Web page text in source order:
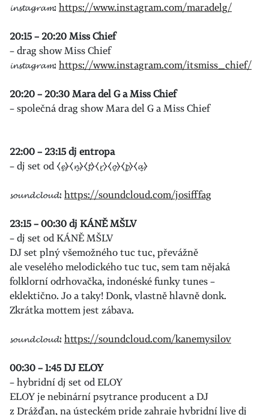
𝓲𝓷𝓼𝓽𝓪𝓰𝓻𝓪𝓶:https://www.instagram.com/maradelg/
20:15 – 20:20 Miss Chief
– drag show Miss Chief
𝓲𝓷𝓼𝓽𝓪𝓰𝓻𝓪𝓶:https://www.instagram.com/itsmiss_chief/
20:20 – 20:30Mara del G a Miss Chief
– společná drag show Mara del G a Miss Chief
22:00 – 23:15 dj entropa
– dj set od ⧼𝓮̼⧽⧼𝓷̼⧽⧼𝓽̼⧽⧼𝓻̼⧽⧼𝓸̼⧽⧼𝓹̼⧽⧼𝓪̼⧽
𝓼𝓸𝓾𝓷𝓭𝓬𝓵𝓸𝓾𝓭: https://soundcloud.com/josifffag
23:15 – 00:30 dj KÁNĚ MŠLV
– dj set od KÁNĚ MŠLV
DJ set plný všemožného tuc tuc, převážně
ale veselého melodického tuc tuc, sem tam nějaká
folklorní odrhovačka, indonéské funky tunes –
eklektično. Jo a taky! Donk, vlastně hlavně donk.
Zkrátka mottem jest zábava.
𝓼𝓸𝓾𝓷𝓭𝓬𝓵𝓸𝓾𝓭: https://soundcloud.com/kanemysilov
00:30 – 1:45 DJ ELOY
– hybridní dj set od ELOY
ELOY je nebinární psytrance producent a DJ
z Drážďan, na ústeckém pride zahraje hybridní live dj